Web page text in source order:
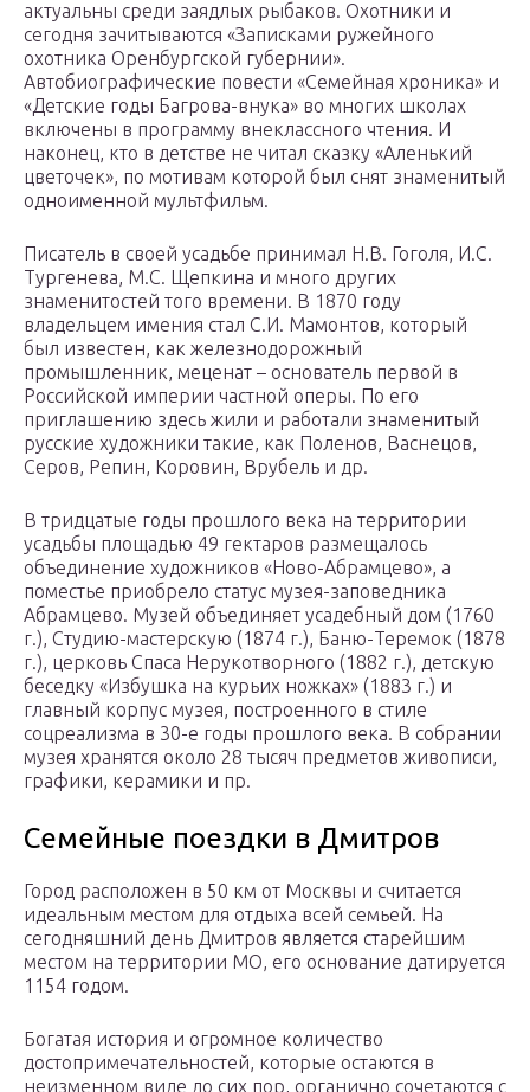
актуальны среди заядлых рыбаков. Охотники и
сегодня зачитываются «Записками ружейного
охотника Оренбургской губернии».
Автобиографические повести «Семейная хроника» и
«Детские годы Багрова-внука» во многих школах
включены в программу внеклассного чтения. И
наконец, кто в детстве не читал сказку «Аленький
цветочек», по мотивам которой был снят знаменитый
одноименной мультфильм.
Писатель в своей усадьбе принимал Н.В. Гоголя, И.С.
Тургенева, М.С. Щепкина и много других
знаменитостей того времени. В 1870 году
владельцем имения стал С.И. Мамонтов, который
был известен, как железнодорожный
промышленник, меценат – основатель первой в
Российской империи частной оперы. По его
приглашению здесь жили и работали знаменитый
русские художники такие, как Поленов, Васнецов,
Серов, Репин, Коровин, Врубель и др.
В тридцатые годы прошлого века на территории
усадьбы площадью 49 гектаров размещалось
объединение художников «Ново-Абрамцево», а
поместье приобрело статус музея-заповедника
Абрамцево. Музей объединяет усадебный дом (1760
г.), Студию-мастерскую (1874 г.), Баню-Теремок (1878
г.), церковь Спаса Нерукотворного (1882 г.), детскую
беседку «Избушка на курьих ножках» (1883 г.) и
главный корпус музея, построенного в стиле
соцреализма в 30-е годы прошлого века. В собрании
музея хранятся около 28 тысяч предметов живописи,
графики, керамики и пр.
Семейные поездки в Дмитров
Город расположен в 50 км от Москвы и считается
идеальным местом для отдыха всей семьей. На
сегодняшний день Дмитров является старейшим
местом на территории МО, его основание датируется
1154 годом.
Богатая история и огромное количество
достопримечательностей, которые остаются в
неизменном виде до сих пор, органично сочетаются с